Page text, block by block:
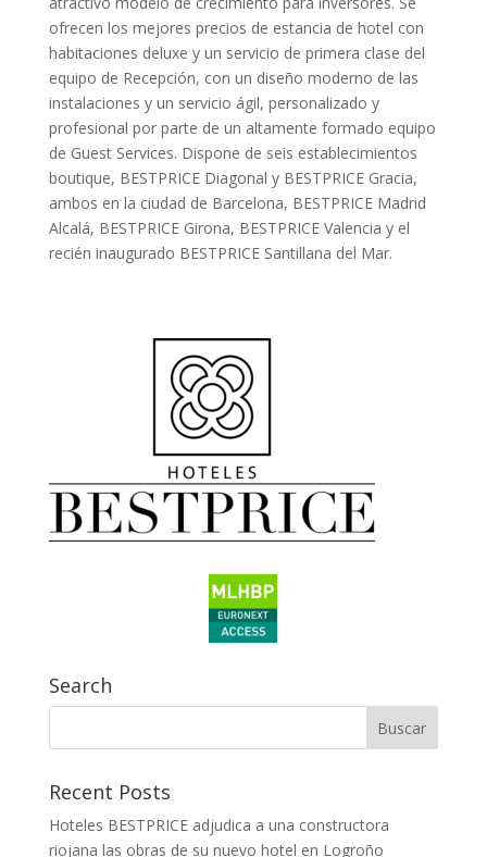
ofrecen los mejores precios de estancia de hotel con
habitaciones deluxe y un servicio de primera clase del
equipo de Recepción, con un diseño moderno de las
instalaciones y un servicio ágil, personalizado y
profesional por parte de un altamente formado equipo
de Guest Services. Dispone de seis establecimientos
boutique, BESTPRICE Diagonal y BESTPRICE Gracia,
ambos en la ciudad de Barcelona, BESTPRICE Madrid
Alcalá, BESTPRICE Girona, BESTPRICE Valencia y el
recién inaugurado BESTPRICE Santillana del Mar.
Search
Recent Posts
Hoteles BESTPRICE adjudica a una constructora
riojana las obras de su nuevo hotel en Logroño